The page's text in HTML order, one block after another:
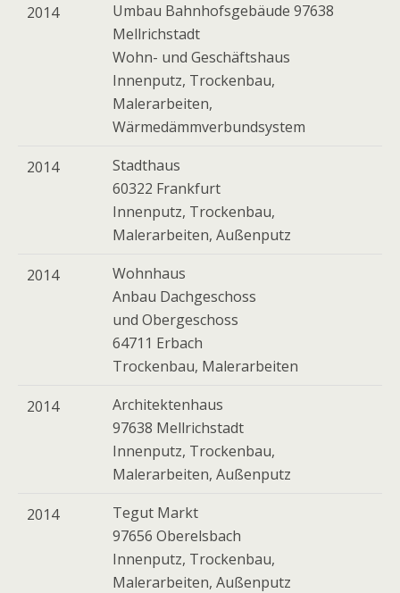
2014
Umbau Bahnhofsgebäude 97638
Mellrichstadt
Wohn- und Geschäftshaus
Innenputz, Trockenbau,
Malerarbeiten,
Wärmedämmverbundsystem
2014
Stadthaus
60322 Frankfurt
Innenputz, Trockenbau,
Malerarbeiten, Außenputz
2014
Wohnhaus
Anbau Dachgeschoss
und Obergeschoss
64711 Erbach
Trockenbau, Malerarbeiten
2014
Architektenhaus
97638 Mellrichstadt
Innenputz, Trockenbau,
Malerarbeiten, Außenputz
2014
Tegut Markt
97656 Oberelsbach
Innenputz, Trockenbau,
Malerarbeiten, Außenputz